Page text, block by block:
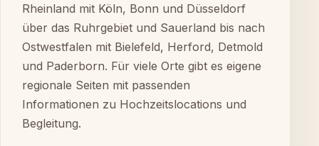
Rheinland mit Köln, Bonn und Düsseldorf
über das Ruhrgebiet und Sauerland bis nach
Ostwestfalen mit Bielefeld, Herford, Detmold
und Paderborn. Für viele Orte gibt es eigene
regionale Seiten mit passenden
Informationen zu Hochzeitslocations und
Begleitung.